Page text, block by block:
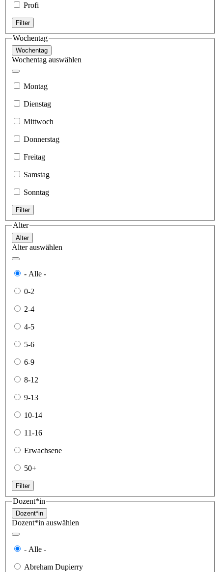
Profi
Filter
Wochentag
Wochentag
Wochentag auswählen
Montag
Dienstag
Mittwoch
Donnerstag
Freitag
Samstag
Sonntag
Filter
Alter
Alter
Alter auswählen
- Alle -
0-2
2-4
4-5
5-6
6-9
8-12
9-13
10-14
11-16
Erwachsene
50+
Filter
Dozent*in
Dozent*in
Dozent*in auswählen
- Alle -
Abreham Dupierry